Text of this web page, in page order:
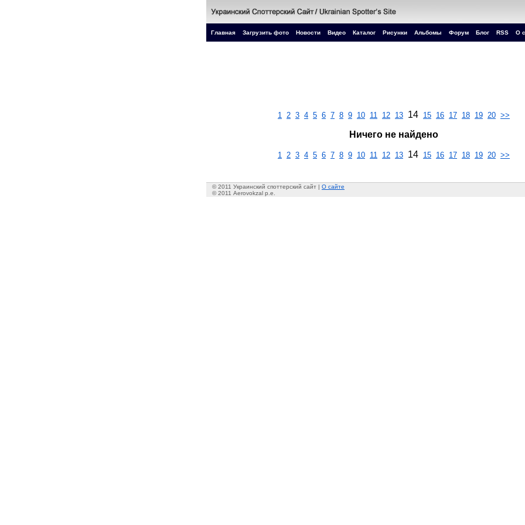
Главная Загрузить фото Новости Видео Каталог Рисунки Альбомы Форум Блог RSS О
1 2 3 4 5 6 7 8 9 10 11 12 13 14 15 16 17 18 19 20 >>
Ничего не найдено
1 2 3 4 5 6 7 8 9 10 11 12 13 14 15 16 17 18 19 20 >>
© 2011 Украинский споттерский сайт | О сайте
© 2011 Aerovokzal p.e.